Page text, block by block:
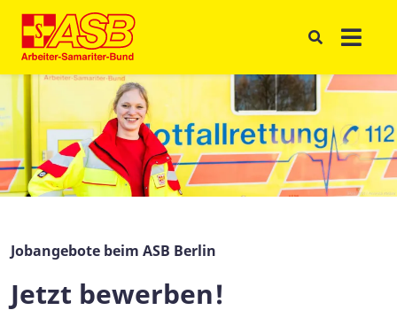
Jobangebote beim ASB Berlin
Jetzt bewerben!